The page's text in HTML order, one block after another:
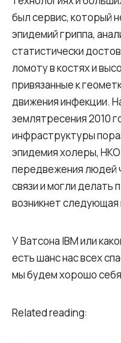
был сервис, который
эпидемий гриппа,
статистически
ломоту в костях и
привязанные к
движения инфекции.
землятресения 2010
инфраструктуры
эпидемия холеры,
передвежения людей
связи и могли делать
возникнет следующая
У Ватсона IBM или
есть шанс нас всех
мы будем хорошо
Related reading: